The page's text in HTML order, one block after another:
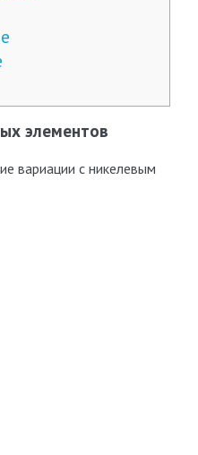
элементов
вариации с никелевым